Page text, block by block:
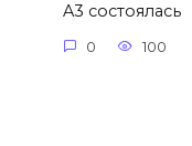
A3 состоялась
0 100